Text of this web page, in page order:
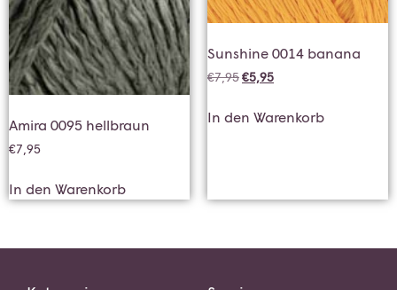
Amira 0095 hellbraun
€7,95
In den Warenkorb
Sunshine 0014 banana
€7,95€5,95
In den Warenkorb